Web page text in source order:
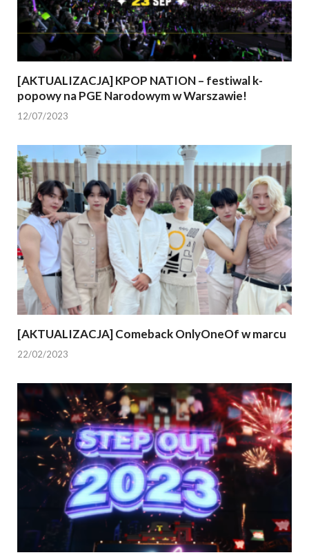
[AKTUALIZACJA] KPOP NATION – festiwal k-
popowy na PGE Narodowym w Warszawie!
12/07/2023
[AKTUALIZACJA] Comeback OnlyOneOf w marcu
22/02/2023